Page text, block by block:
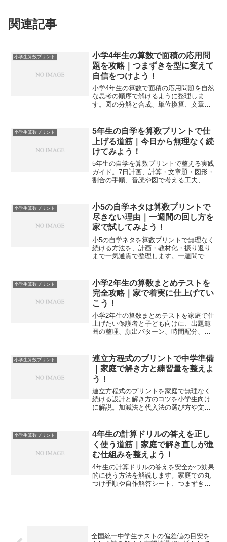
関連記事
小学生算数プリント
小学4年生の算数で面積の応用問
題を攻略｜つまずきを型に変えて
自信をつけよう！
小学4年生の算数で面積の応用問題を自然
な思考の順序で解けるように整理しま
す。図の分解と合成、単位換算、文章題
小学生算数プリント
5年生の自学を算数プリントで仕
上げる道筋｜今日から無理なく続
けてみよう！
5年生の自学を算数プリントで整える実践
ガイド。7日計画、計算・文章題・図形・
割合の手順、音読や図で考える工夫、レ
小学生算数プリント
小5の自学ネタは算数プリントで
尽きない理由｜一週間の回し方を
家で試してみよう！
小5の自学ネタを算数プリントで無理なく
続ける方法を、計画・教材化・振り返り
まで一気通貫で整理します。一週間で回
す。
小学生算数プリント
小学2年生の算数まとめテストを
完全攻略｜家で着実に仕上げてい
こう！
小学2年生の算数まとめテストを家庭で仕
上げたい保護者と子ども向けに、出題範
囲の整理、頻出パターン、時間配分、見
葉のつまずき予防も盛り込み、明日のテ
ストに間に合う実践手順を示します。
小学生算数プリント
連立方程式のプリントで中学準備
｜家庭で解き方と練習量を整えよ
う！
連立方程式のプリントを家庭で無理なく
続ける設計と解き方のコツを小学生向け
に解説。加減法と代入法の選び方や文章
小学生算数プリント
4年生の計算ドリルの答えを正し
く使う道筋｜家庭で解き直しが進
む仕組みを整えよう！
4年生の計算ドリルの答えを安全かつ効果
的に使う方法を解説します。家庭での丸
つけ手順や自作解答シート、つまずき診
全国統一中学生テストの偏差値の目安を